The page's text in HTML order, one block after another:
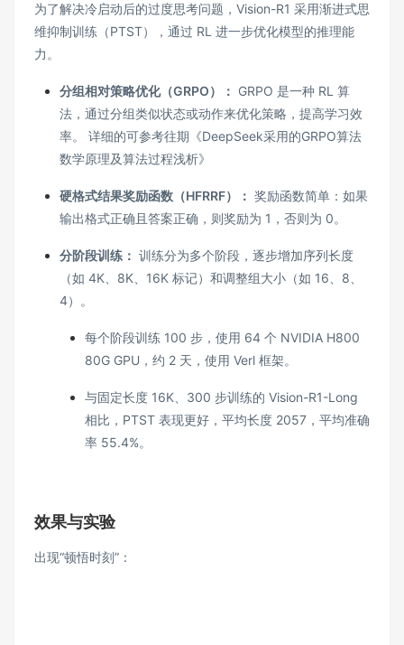
为了解决冷启动后的过度思考问题，Vision-R1 采用渐进式思
维抑制训练（PTST），通过 RL 进一步优化模型的推理能
力。
分组相对策略优化（GRPO）： GRPO 是一种 RL 算
法，通过分组类似状态或动作来优化策略，提高学习效
率。 详细的可参考往期《DeepSeek采用的GRPO算法
数学原理及算法过程浅析》
硬格式结果奖励函数（HFRRF）： 奖励函数简单：如果
输出格式正确且答案正确，则奖励为 1，否则为 0。
分阶段训练： 训练分为多个阶段，逐步增加序列长度
（如 4K、8K、16K 标记）和调整组大小（如 16、8、
4）。
每个阶段训练 100 步，使用 64 个 NVIDIA H800
80G GPU，约 2 天，使用 Verl 框架。
与固定长度 16K、300 步训练的 Vision-R1-Long
相比，PTST 表现更好，平均长度 2057，平均准确
率 55.4%。
效果与实验
出现“顿悟时刻”：